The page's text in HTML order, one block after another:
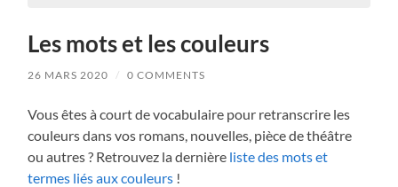
Les mots et les couleurs
26 MARS 2020 / 0 COMMENTS
Vous êtes à court de vocabulaire pour retranscrire les
couleurs dans vos romans, nouvelles, pièce de théâtre
ou autres ? Retrouvez la dernière liste des mots et
termes liés aux couleurs !